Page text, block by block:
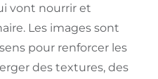
vont nourrir et
Les images sont
pour renforcer les
des textures, des